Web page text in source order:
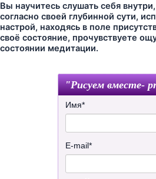
Вы научитесь слушать себя
согласно своей глубинной сути,
настрой, находясь в поле
своё состояние, прочувствуете
состоянии медитации.
"Рисуем вместе-
Имя*
E-mail*